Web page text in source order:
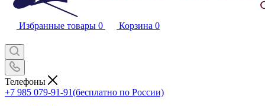
Избранные товары 0 Корзина 0
Телефоны
+7 985 079-91-91(бесплатно по России)